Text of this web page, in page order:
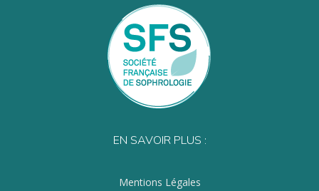
EN SAVOIR PLUS :
Mentions Légales